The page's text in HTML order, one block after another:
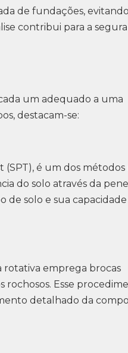
de fundações,
contribui para a
um adequado a uma
destacam-se:
é um dos métodos
do solo através da
de solo e sua
rotativa emprega brocas
Esse
detalhado da